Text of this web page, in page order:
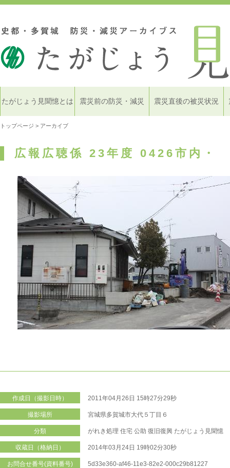
たがじょう見聞憶とは 震災前の防災・減災 震災直後の被災状況
トップページ > アーカイブ
広報広聴係 23年度 0426市内・
作成日（撮影日時） 2011年04月26日 15時27分29秒
撮影場所 宮城県多賀城市大代５丁目６
分類 がれき処理 住宅 公助 復旧復興 たがじょう見聞憶
収蔵日（格納日） 2014年03月24日 19時02分30秒
お問合せ番号(資料番号) 5d33e360-af46-11e3-82e2-000c29b81227